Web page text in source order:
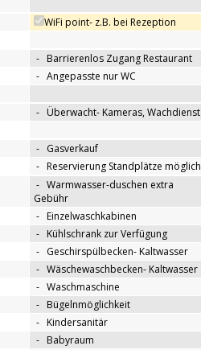
WiFi point- z.B. bei Rezeption
- Barrierenlos Zugang Restaurant
- Angepasste nur WC
- Überwacht- Kameras, Wachdienst
- Gasverkauf
- Reservierung Standplätze möglich
- Warmwasser-duschen extra
Gebühr
- Einzelwaschkabinen
- Kühlschrank zur Verfügung
- Geschirspülbecken- Kaltwasser
- Wäschewaschbecken- Kaltwasser
- Waschmaschine
- Bügelnmöglichkeit
- Kindersanitär
- Babyraum